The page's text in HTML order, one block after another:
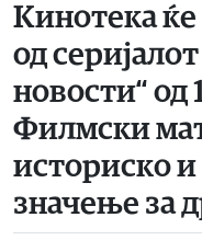
Кинотека
од
новости“ од
Филмски
историско
значење за